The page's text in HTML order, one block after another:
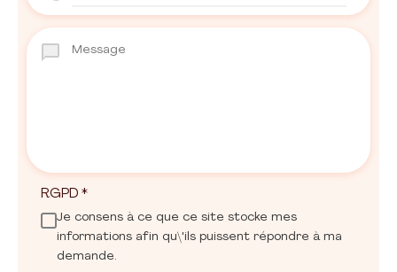
RGPD *
Je consens à ce que ce site stocke mes
informations afin qu\'ils puissent répondre à ma
demande.